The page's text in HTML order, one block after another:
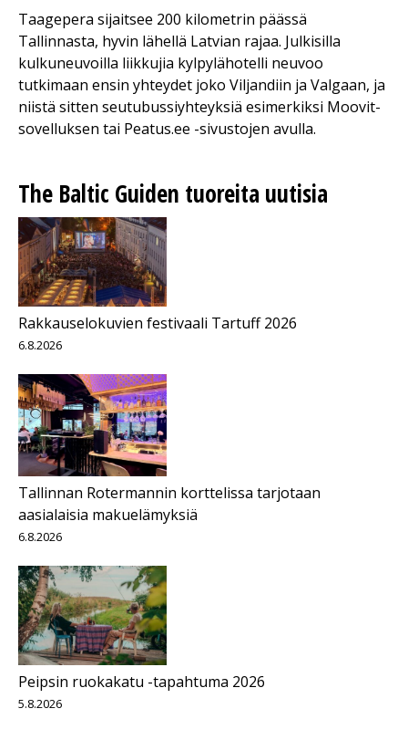
Taagepera sijaitsee 200 kilometrin päässä
Tallinnasta, hyvin lähellä Latvian rajaa. Julkisilla
kulkuneuvoilla liikkujia kylpylähotelli neuvoo
tutkimaan ensin yhteydet joko Viljandiin ja Valgaan, ja
niistä sitten seutubussiyhteyksiä esimerkiksi Moovit-
sovelluksen tai Peatus.ee -sivustojen avulla.
The Baltic Guiden tuoreita uutisia
Rakkauselokuvien festivaali Tartuff 2026
6.8.2026
Tallinnan Rotermannin korttelissa tarjotaan
aasialaisia makuelämyksiä
6.8.2026
Peipsin ruokakatu -tapahtuma 2026
5.8.2026